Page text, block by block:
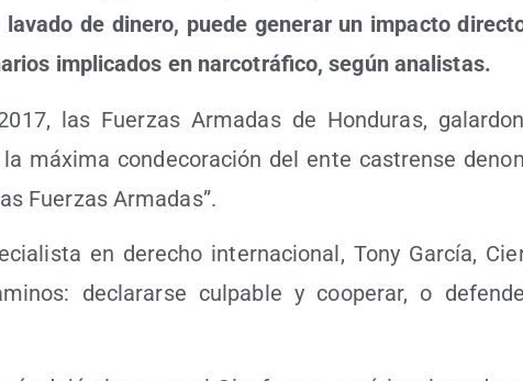
de dine­ro, pue­de gene­rar un impac­to
impli­ca­dos en nar­co­trá­fi­co, según analistas.
las Fuer­zas Arma­das de Hon­du­ras,
máxi­ma con­de­co­ra­ción del ente cas­tren­se
Fuer­zas Armadas”.
en dere­cho inter­na­cio­nal, Tony Gar­cía,
decla­rar­se cul­pa­ble y coope­rar, o